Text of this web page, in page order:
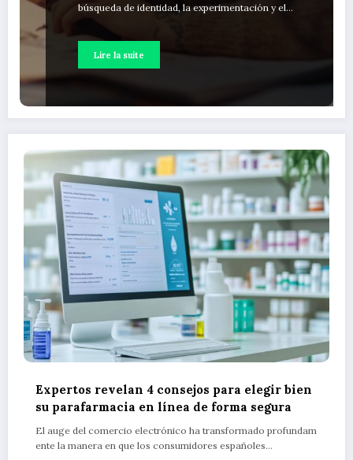
búsqueda de identidad, la experimentación y el…
Lire la suite
Expertos revelan 4 consejos para elegir bien
su parafarmacia en línea de forma segura
El auge del comercio electrónico ha transformado profundam
ente la manera en que los consumidores españoles…